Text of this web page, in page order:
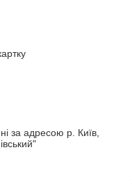
за адресою р. Київ,